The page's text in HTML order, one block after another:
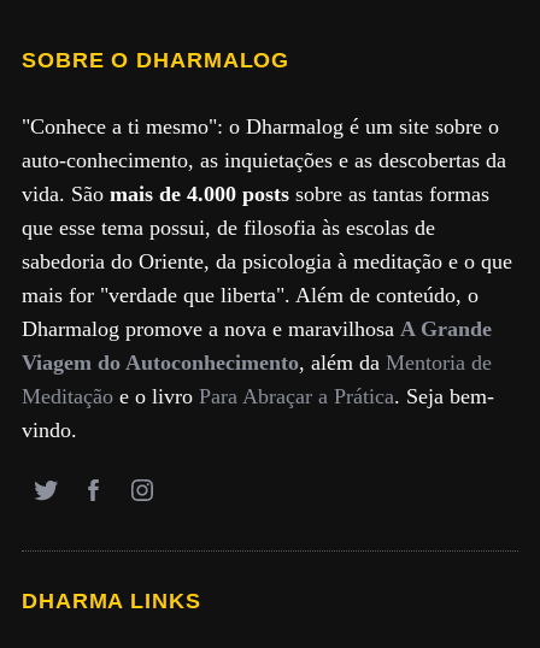
SOBRE O DHARMALOG
"Conhece a ti mesmo": o Dharmalog é um site sobre o
auto-conhecimento, as inquietações e as descobertas da
vida. São mais de 4.000 postssobre as tantas formas
que esse tema possui, de filosofia às escolas de
sabedoria do Oriente, da psicologia à meditação e o que
mais for "verdade que liberta". Além de conteúdo, o
Dharmalog promove a nova e maravilhosa A Grande
Viagem do Autoconhecimento, além da Mentoria de
Meditaçãoe o livro Para Abraçar a Prática. Seja bem-
vindo.
DHARMA LINKS